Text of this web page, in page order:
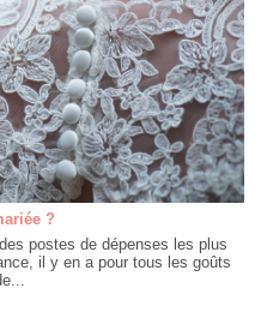
?
postes de dépenses les plus
il y en a pour tous les goûts